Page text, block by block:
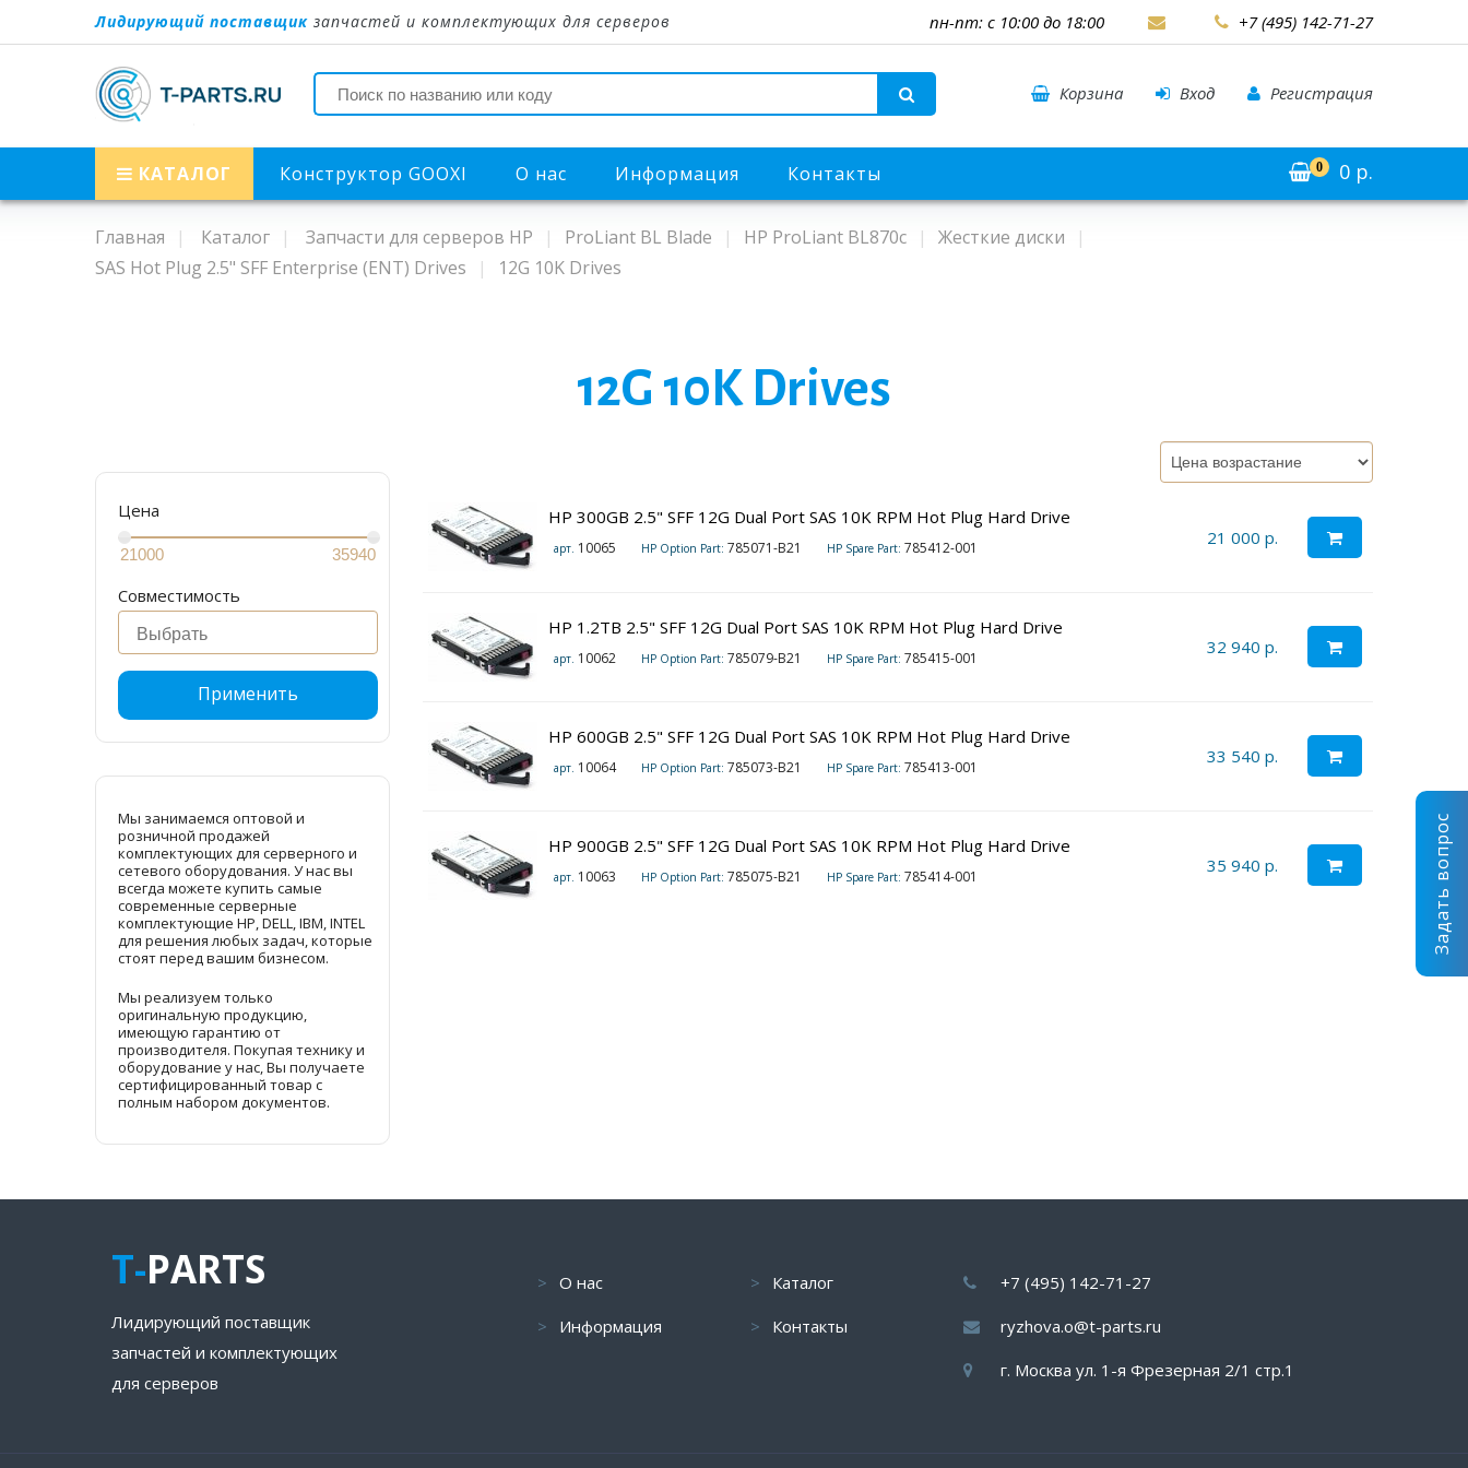
Лидирующий поставщик запчастей и комплектующих для серверов пн-пт: с 10:00 до 18:00 +7 (495) 142-71-27
Корзина Вход Регистрация
КАТАЛОГ Конструктор GOOXI О нас Информация Контакты 0 0 р.
Главная Каталог Запчасти для серверов HP ProLiant BL Blade HP ProLiant BL870c
Жесткие диски
SAS Hot Plug 2.5" SFF Enterprise (ENT) Drives
12G 10K Drives
12G 10K Drives
Цена
Совместимость
Применить
Мы занимаемся оптовой и
розничной продажей
комплектующих для серверного и
сетевого оборудования. У нас вы
всегда можете купить самые
современные серверные
комплектующие HP, DELL, IBM, INTEL
для решения любых задач, которые
стоят перед вашим бизнесом.
Мы реализуем только
оригинальную продукцию,
имеющую гарантию от
производителя. Покупая технику и
оборудование у нас, Вы получаете
сертифицированный товар с
полным набором документов.
HP 300GB 2.5" SFF 12G Dual Port SAS 10K RPM Hot Plug Hard Drive
арт. 10065 HP Option Part: 785071-B21 HP Spare Part: 785412-001 21 000 р.
HP 1.2TB 2.5" SFF 12G Dual Port SAS 10K RPM Hot Plug Hard Drive
арт. 10062 HP Option Part: 785079-B21 HP Spare Part: 785415-001
32 940 р.
HP 600GB 2.5" SFF 12G Dual Port SAS 10K RPM Hot Plug Hard Drive
арт. 10064 HP Option Part: 785073-B21 HP Spare Part: 785413-001
33 540 р.
HP 900GB 2.5" SFF 12G Dual Port SAS 10K RPM Hot Plug Hard Drive
арт. 10063 HP Option Part: 785075-B21 HP Spare Part: 785414-001
35 940 р.
T-PARTS
Лидирующий поставщик
запчастей и комплектующих
для серверов
О нас
Информация
Каталог
Контакты
+7 (495) 142-71-27
ryzhova.o@t-parts.ru
г. Москва ул. 1-я Фрезерная 2/1 стр.1
Задать вопрос